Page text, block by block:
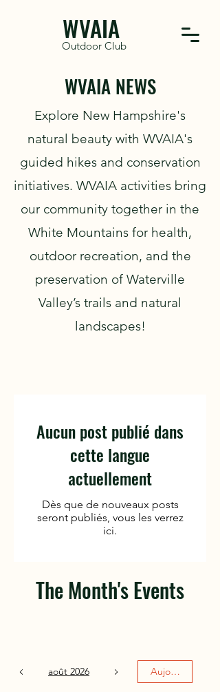
WVAIA
Outdoor Club
WVAIA NEWS
Explore New Hampshire's
natural beauty with WVAIA's
guided hikes and conservation
initiatives. WVAIA activities bring
our community together in the
White Mountains for health,
outdoor recreation, and the
preservation of Waterville
Valley’s trails and natural
landscapes!
Aucun post publié dans
cette langue
actuellement
Dès que de nouveaux posts
seront publiés, vous les verrez
ici.
The Month's Events
août 2026 Aujourd'hui